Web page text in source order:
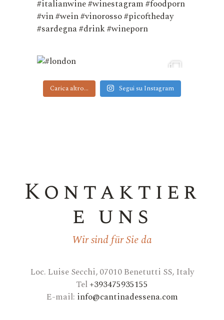
Carica altro… Segui su Instagram
Kontaktier
e uns
Wir sind für Sie da
Loc. Luise Secchi, 07010 Benetutti SS, Italy
Tel+393475935155
E-mail: info@cantinadessena.com